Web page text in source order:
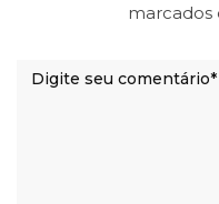
marcados